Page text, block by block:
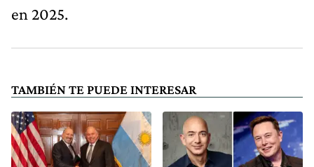
en 2025.
TAMBIÉN TE PUEDE INTERESAR